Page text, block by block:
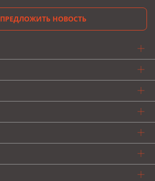
ПРЕДЛОЖИТЬ НОВОСТЬ